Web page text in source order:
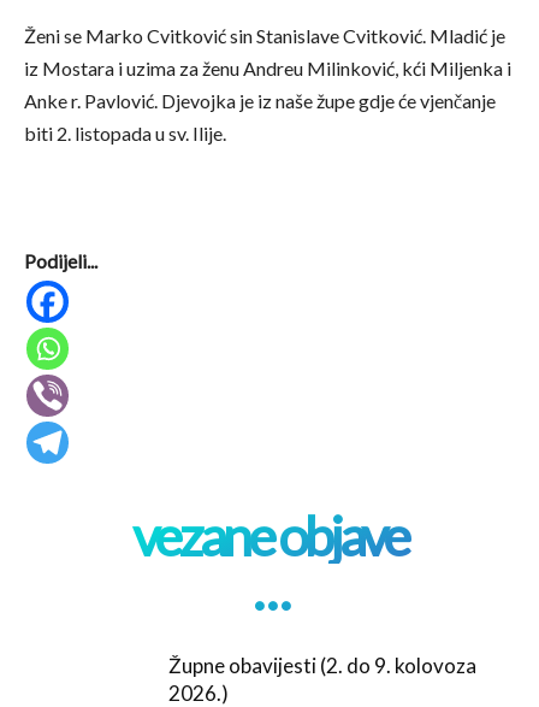
Ženi se Marko Cvitković sin Stanislave Cvitković. Mladić je
iz Mostara i uzima za ženu Andreu Milinković, kći Miljenka i
Anke r. Pavlović. Djevojka je iz naše župe gdje će vjenčanje
biti 2. listopada u sv. Ilije.
Podijeli...
vezane objave
. . .
Župne obavijesti (2. do 9. kolovoza
2026.)